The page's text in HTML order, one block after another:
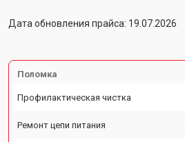
Дата обновления прайса: 19.07.2026
Поломка
Профилактическая чистка
Ремонт цепи питания